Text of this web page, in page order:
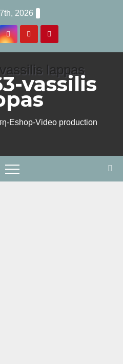
2026
vassilis
Eshop-Video production